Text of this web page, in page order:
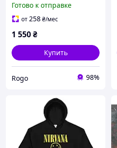
Готово к отправке
от258₴/мес
1 550₴
Купить
Rogo 98%